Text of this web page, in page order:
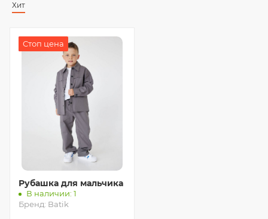
Хит
Хит
Стоп цена
Рубашка для мальчика
В наличии: 1
Бренд: Batik